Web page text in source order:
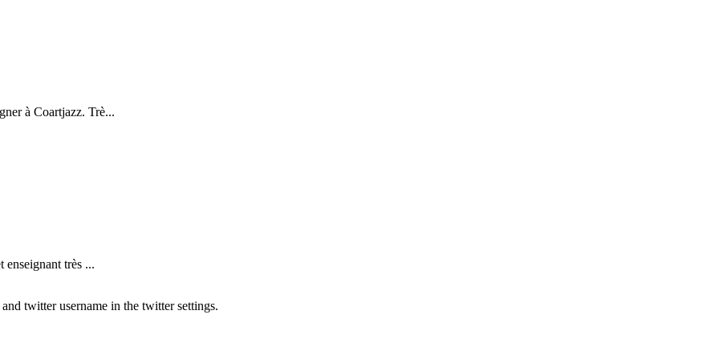
à Coartjazz. Trè...
enseignant très ...
twitter username in the twitter settings.